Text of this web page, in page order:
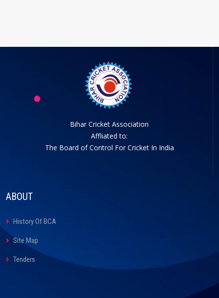
Bihar Cricket Association
Affliated to:
The Board of Control For Cricket In India
ABOUT
History Of BCA
Site Map
Tenders